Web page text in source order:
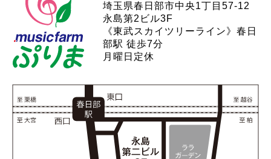
埼玉県春日部市中央1丁目57-12
永島第2ビル3F
《東武スカイツリーライン》春日
部駅 徒歩7分
月曜日定休